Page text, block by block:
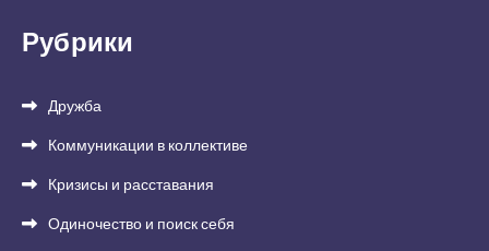
Рубрики
Дружба
Коммуникации в коллективе
Кризисы и расставания
Одиночество и поиск себя